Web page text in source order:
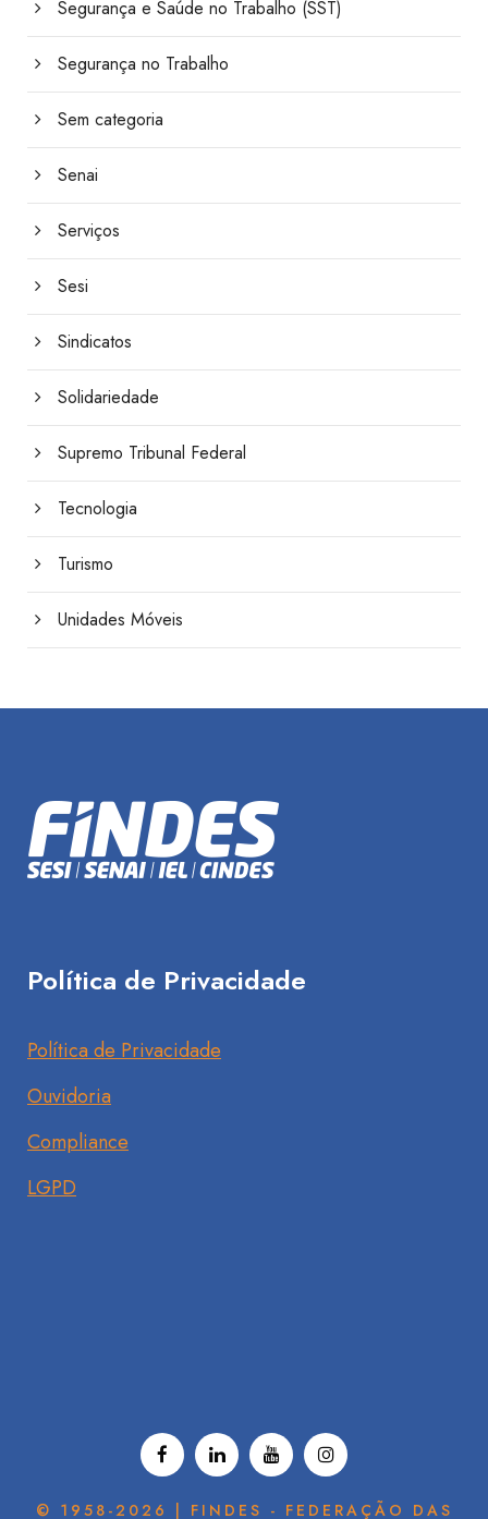
Segurança e Saúde no Trabalho (SST)
Segurança no Trabalho
Sem categoria
Senai
Serviços
Sesi
Sindicatos
Solidariedade
Supremo Tribunal Federal
Tecnologia
Turismo
Unidades Móveis
Política de Privacidade
Política de Privacidade
Ouvidoria
Compliance
LGPD
© 1958-2026 | FINDES - FEDERAÇÃO DAS